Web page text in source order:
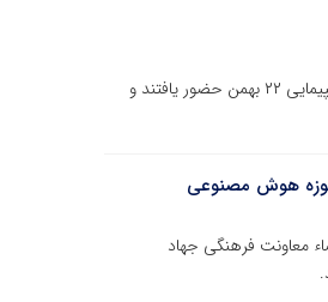
اعضاء جهاددانشگاهی استان قم، همگام و هم صدا با مردم شهر قم، شهر خون و قیام در راهپیمایی ۲۲ بهمن حضور یافتند و
حوزه هوش مصنوعی
معاونت فرهنگی جهاد